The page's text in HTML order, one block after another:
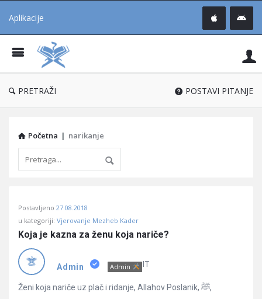
Aplikacije
®
PRETRAŽI POSTAVI PITANJE
Početna | narikanje
Učene
Latest
Pitanja
Postavljeno 27.08.2018
u kategoriji: Vjerovanje Mezheb Kader
Koja je kazna za ženu koja nariče?
Admin Admin IT
Ženi koja nariče uz plač i ridanje, Allahov Poslanik, ﷺ,